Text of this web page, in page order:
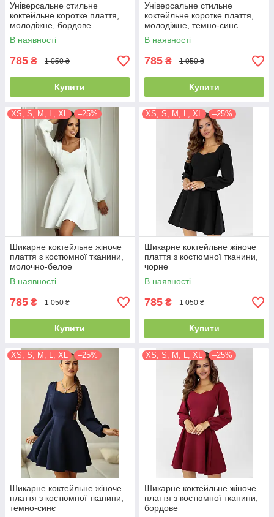
Універсальне стильне
коктейльне коротке плаття,
молодіжне, бордове
В наявності
785 ₴ 1 050 ₴
Купити
Універсальне стильне
коктейльне коротке плаття,
молодіжне, темно-синє
В наявності
785 ₴ 1 050 ₴
Купити
XS, S, M, L, XL –25%
Шикарне коктейльне жіноче
плаття з костюмної тканини,
молочно-белое
В наявності
785 ₴ 1 050 ₴
Купити
XS, S, M, L, XL –25%
Шикарне коктейльне жіноче
плаття з костюмної тканини,
чорне
В наявності
785 ₴ 1 050 ₴
Купити
XS, S, M, L, XL –25%
Шикарне коктейльне жіноче
плаття з костюмної тканини,
темно-синє
XS, S, M, L, XL –25%
Шикарне коктейльне жіноче
плаття з костюмної тканини,
бордове